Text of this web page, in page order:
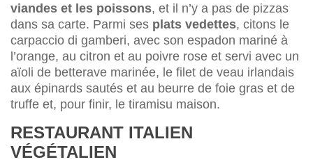
viandes et les poissons, et il n’y a pas de pizzas
dans sa carte. Parmi ses plats vedettes, citons le
carpaccio di gamberi, avec son espadon mariné à
l’orange, au citron et au poivre rose et servi avec un
aïoli de betterave marinée, le filet de veau irlandais
aux épinards sautés et au beurre de foie gras et de
truffe et, pour finir, le tiramisu maison.
RESTAURANT ITALIEN
VÉGÉTALIEN